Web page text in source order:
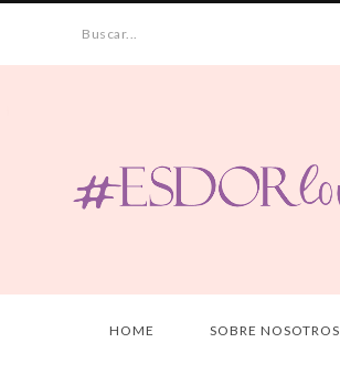
Buscar...
HOME SOBRE NOSOTROS